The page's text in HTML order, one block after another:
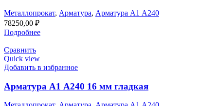
Металлопрокат, Арматура, Арматура А1 А240
78250,00 ₽
Подробнее
Сравнить
Quick view
Добавить в избранное
Арматура А1 А240 16 мм гладкая